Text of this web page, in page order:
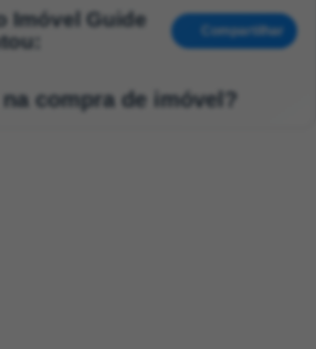
Imóvel Guide
Compartilhar
compra de imóvel?